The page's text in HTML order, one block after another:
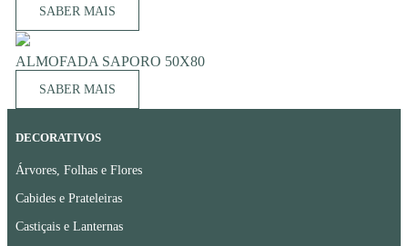
SABER MAIS
ALMOFADA SAPORO 50X80
SABER MAIS
DECORATIVOS
Árvores, Folhas e Flores
Cabides e Prateleiras
Castiçais e Lanternas